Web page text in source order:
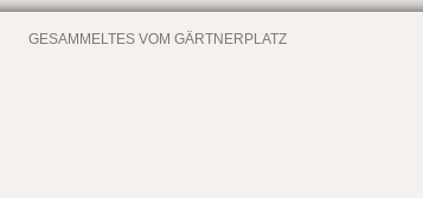
GESAMMELTES VOM GÄRTNERPLATZ